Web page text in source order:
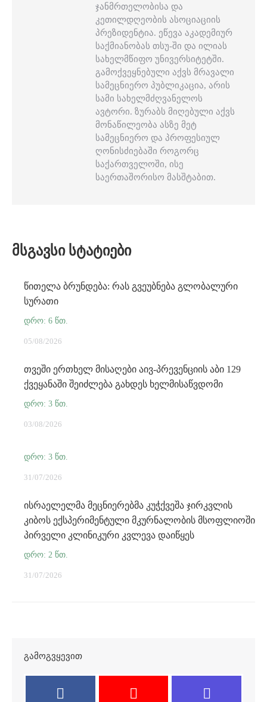
ჯანმრთელობისა და
კეთილდღეობის ასოციაციის
პრეზიდენტია. ეწევა აკადემიურ
საქმიანობას თსუ-ში და ილიას
სახელმწიფო უნივერსიტეტში.
გამოქვეყნებული აქვს მრავალი
სამეცნიერო პუბლიკაცია, არის
სამი სახელმძღვანელოს
ავტორი. ზურაბს მიღებული აქვს
მონაწილეობა ასზე მეტ
სამეცნიერო და პროფესიულ
ღონისძიებაში როგორც
საქართველოში, ისე
საერთაშორისო მასშტაბით.
ᲛᲡᲒᲐᲕᲡᲘ ᲡᲢᲐᲢᲘᲔᲑᲘ
წითელა ბრუნდება: რას გვეუბნება გლობალური
სურათი
05/08/2026
თვეში ერთხელ მისაღები აივ-პრევენციის აბი 129
ქვეყანაში შეიძლება გახდეს ხელმისაწვდომი
03/08/2026
31/07/2026
ისრაელელმა მეცნიერებმა კუჭქვეშა ჯირკვლის
კიბოს ექსპერიმენტული მკურნალობის მსოფლიოში
პირველი კლინიკური კვლევა დაიწყეს
31/07/2026
ᲒᲐᲛᲝᲒᲕᲧᲔᲕᲘᲗ